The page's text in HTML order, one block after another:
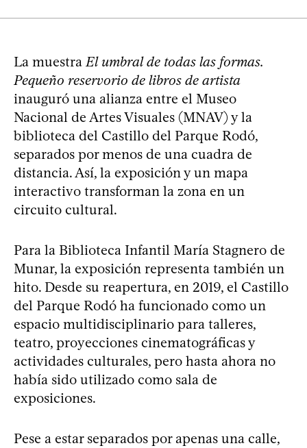
La muestraEl umbral de todas las formas.
Pequeño reservorio de libros de artista
inauguró una alianza entre el Museo
Nacional de Artes Visuales (MNAV) y la
biblioteca del Castillo del Parque Rodó,
separados por menos de una cuadra de
distancia. Así, la exposición y un mapa
interactivo transforman la zona en un
circuito cultural.
Para la Biblioteca Infantil María Stagnero de
Munar, la exposición representa también un
hito. Desde su reapertura, en 2019, el Castillo
del Parque Rodó ha funcionado como un
espacio multidisciplinario para talleres,
teatro, proyecciones cinematográficas y
actividades culturales, pero hasta ahora no
había sido utilizado como sala de
exposiciones.
Pese a estar separados por apenas una calle,